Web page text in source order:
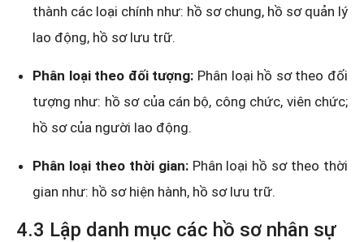
thành các loại chính như: hồ sơ chung, hồ sơ quản lý
lao động, hồ sơ lưu trữ.
Phân loại theo đối tượng: Phân loại hồ sơ theo đối
tượng như: hồ sơ của cán bộ, công chức, viên chức;
hồ sơ của người lao động.
Phân loại theo thời gian:Phân loại hồ sơ theo thời
gian như: hồ sơ hiện hành, hồ sơ lưu trữ.
4.3 Lập danh mục các hồ sơ nhân sự